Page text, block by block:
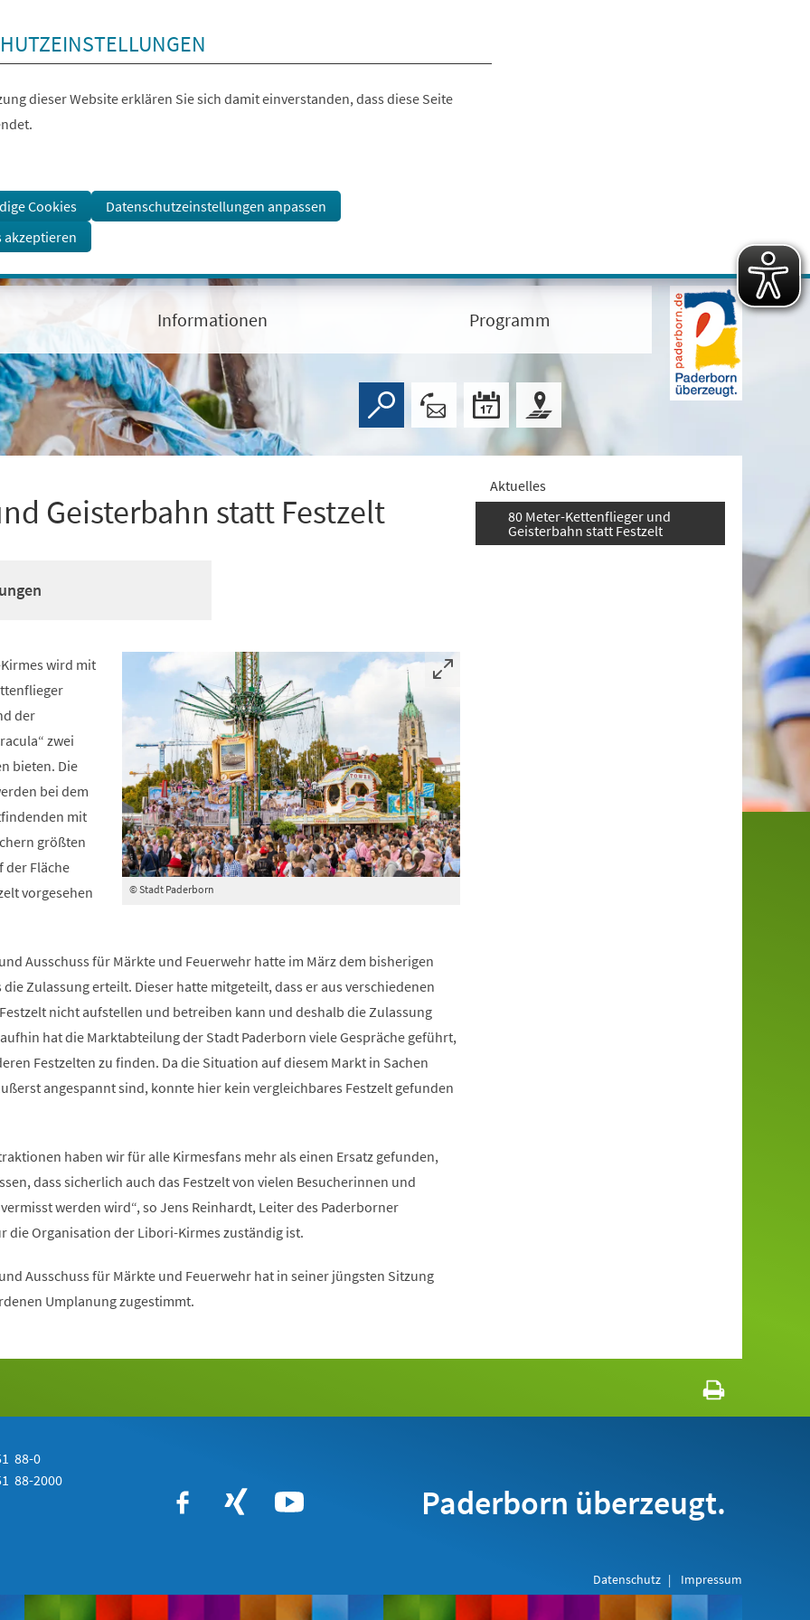
dieser Website erklären Sie sich damit einverstanden, dass diese Seite
Cookies
Datenschutzeinstellungen anpassen
akzeptieren
Informationen Programm
Geisterbahn statt Festzelt
© Stadt Paderborn
wird mit
der
zwei
bieten. Die
bei dem
mit
größten
der Fläche
vorgesehen
Ausschuss für Märkte und Feuerwehr hatte im März dem bisherigen
die Zulassung erteilt. Dieser hatte mitgeteilt, dass er aus verschiedenen
nicht aufstellen und betreiben kann und deshalb die Zulassung
hat die Marktabteilung der Stadt Paderborn viele Gespräche geführt,
Festzelten zu finden. Da die Situation auf diesem Markt in Sachen
angespannt sind, konnte hier kein vergleichbares Festzelt gefunden
haben wir für alle Kirmesfans mehr als einen Ersatz gefunden,
dass sicherlich auch das Festzelt von vielen Besucherinnen und
werden wird“, so Jens Reinhardt, Leiter des Paderborner
die Organisation der Libori-Kirmes zuständig ist.
Ausschuss für Märkte und Feuerwehr hat in seiner jüngsten Sitzung
Umplanung zugestimmt.
Aktuelles
80 Meter-Kettenflieger und
Geisterbahn statt Festzelt
88-0
88-2000
Paderborn überzeugt.
Datenschutz Impressum